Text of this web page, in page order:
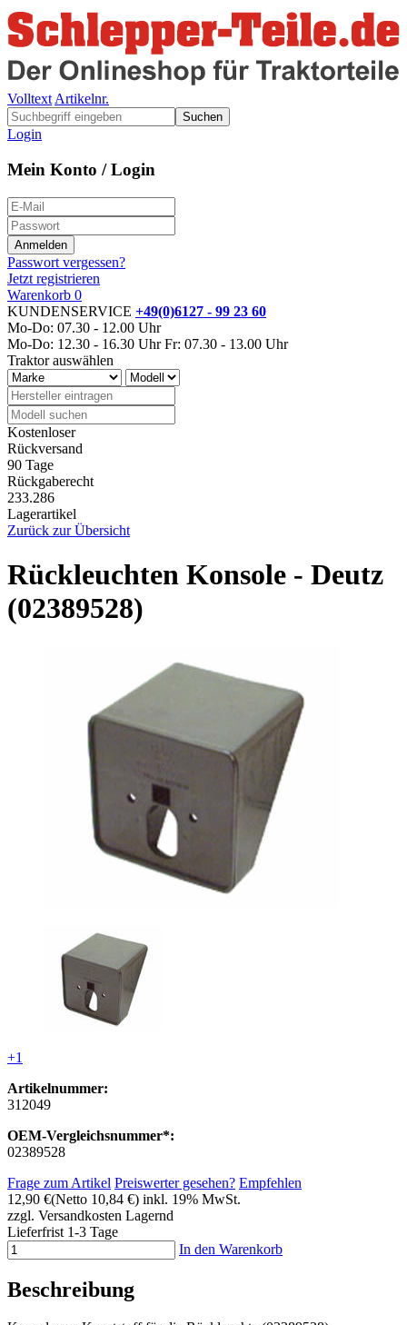
Volltext Artikelnr.
Suchen
Login
Mein Konto / Login
Passwort vergessen?
Jetzt registrieren
Warenkorb 0
KUNDENSERVICE +49(0)6127 - 99 23 60
Mo-Do: 07.30 - 12.00 Uhr
Mo-Do: 12.30 - 16.30 Uhr Fr: 07.30 - 13.00 Uhr
Traktor auswählen
Kostenloser
Rückversand
90 Tage
Rückgaberecht
233.286
Lagerartikel
Zurück zur Übersicht
Rückleuchten Konsole - Deutz
(02389528)
+1
Artikelnummer:
312049
OEM-Vergleichsnummer*:
02389528
Frage zum Artikel Preiswerter gesehen? Empfehlen
12,90 €(Netto 10,84 €) inkl. 19% MwSt.
zzgl. Versandkosten Lagernd
Lieferfrist 1-3 Tage
In den Warenkorb
Beschreibung